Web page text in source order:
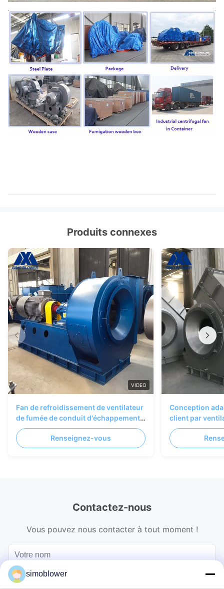
Produits connexes
VIDEO
Fan de refroidissement de ventilateur
de fumée de conduit d'échappement
de mur de four
Renseignez-vous
Conception
client par
dépoussiérage
SIMO
Contactez-nous
Vous pouvez nous contacter à tout moment !
simoblower